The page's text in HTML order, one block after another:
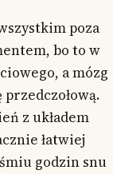
poza
bo to w
a mózg
z układem
łatwiej
godzin snu